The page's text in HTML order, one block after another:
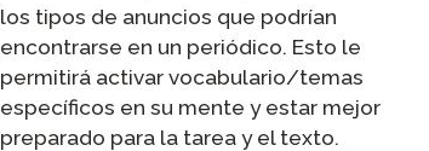
los tipos de anuncios que podrían
encontrarse en un periódico. Esto le
permitirá activar vocabulario/temas
específicos en su mente y estar mejor
preparado para la tarea y el texto.